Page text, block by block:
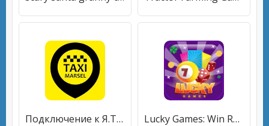
Подключение к Я.Такси - Работа в TAXI-MARSEL Lucky Games: Win Real Cash